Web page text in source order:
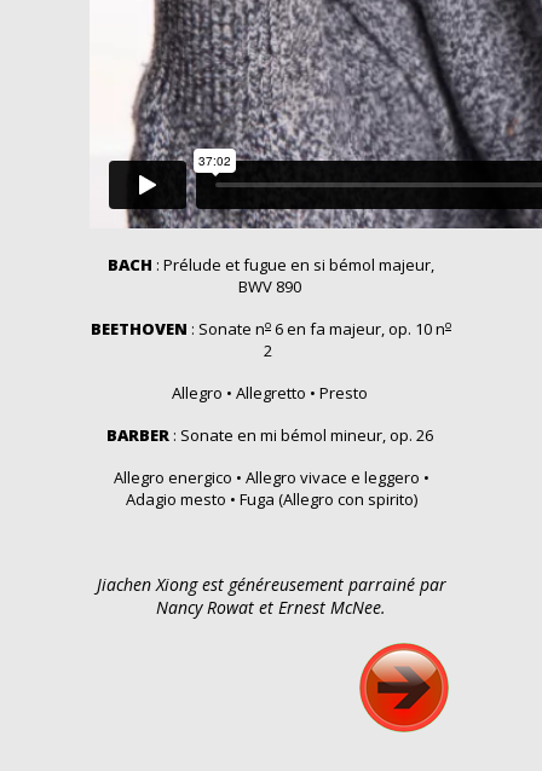
BACH : Prélude et fugue en si bémol majeur,
BWV 890
BEETHOVEN : Sonate no 6 en fa majeur, op. 10 no
2
Allegro • Allegretto • Presto
BARBER: Sonate en mi bémol mineur, op. 26
Allegro energico • Allegro vivace e leggero •
Adagio mesto • Fuga (Allegro con spirito)
Jiachen Xiong est généreusement parrainé par
Nancy Rowat et Ernest McNee.